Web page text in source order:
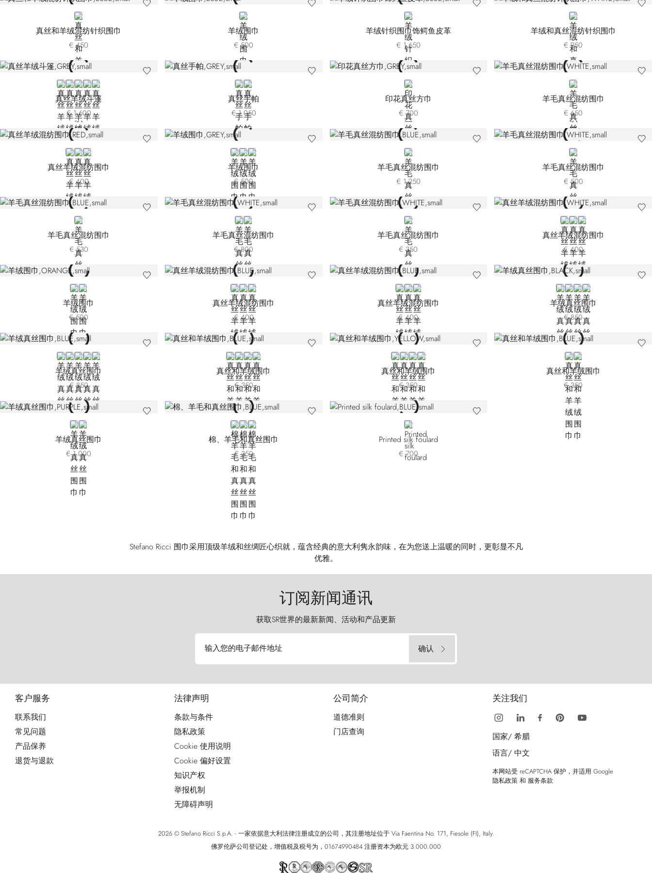
BLUE
真丝和羊绒混纺针织围巾
€ 450
BLUE
羊绒围巾
€ 500
BLUE
羊绒针织围巾饰鳄鱼皮革
€ 1.650
WHITE
羊绒和真丝混纺针织围巾
€ 950
GREYBLACK
GREEN 14249-3166
BEIGEGREEN 14249-3333
真丝羊绒斗篷
€ 1.600
GREYRED 45301V-004
真丝手帕
€ 1.050
GREY
印花真丝方巾
€ 700
WHITE
羊毛真丝混纺围巾
€ 650
REDORANGE
GREEN
真丝羊绒混纺围巾
€ 400
GREYBLUEBEIGE
羊绒围巾
€ 500
BLUE
羊毛真丝混纺围巾
€ 1.250
WHITE
羊毛真丝混纺围巾
€ 500
BLUE
羊毛真丝混纺围巾
€ 530
WHITEYELLOW
羊毛真丝混纺围巾
€ 800
WHITE
羊毛真丝混纺围巾
€ 350
WHITE 7442-4131
WHITE 7442-4189
WHITE 7442-4349
真丝羊绒混纺围巾
€ 400
ORANGE
BLUE
羊绒围巾
€ 500
BLUE 7442-5149
BEIGEGOLD
真丝羊绒混纺围巾
€ 400
BLUEBEIGEYELLOW
真丝羊绒混纺围巾
€ 400
BLACK L51149-3131
BLUE L51149-4440
BLUE L51149-5159
BLACK L51149-5400
羊绒真丝围巾
€ 850
BLUE L51149-3159
BLUE L51149-3189
WHITE
BEIGEBLUE L51149-4189
羊绒真丝围巾
€ 850
BLUE 7442-3156
YELLOW
BLUE 7442-5189
BEIGE
真丝和羊绒围巾
€ 350
YELLOW
BLUE 7442-4340
VIOLETGREEN
真丝和羊绒围巾
€ 350
BLUE 7442-4159
BLUE 7442-4416
真丝和羊绒围巾
€ 350
PURPLE
WHITE
羊绒真丝围巾
€ 1.000
BLUE 7540-4156
YELLOW 7540-4287
GREEN
棉、羊毛和真丝围巾
€ 350
BLUE
Printed silk foulard
€ 700
Stefano Ricci 围巾采用顶级羊绒和丝绸匠心织就，蕴含经典的意大利隽永韵味，在为您送上温暖的同时，更彰显不凡
优雅。
订阅新闻通讯
获取SR世界的最新新闻、活动和产品更新
输入您的电子邮件地址 确认
客户服务
联系我们
常见问题
产品保养
退货与退款
法律声明
条款与条件
隐私政策
Cookie 使用说明
Cookie 偏好设置
知识产权
举报机制
无障碍声明
公司简介
道德准则
门店查询
关注我们
国家/ 希腊
语言/ 中文
本网站受 reCAPTCHA 保护，并适用 Google
隐私政策 和 服务条款
2026 © Stefano Ricci S.p.A. - 一家依据意大利法律注册成立的公司，其注册地址位于 Via Faentina No. 171, Fiesole (FI), Italy.
佛罗伦萨公司登记处，增值税及税号为，01674990484 注册资本为欧元 3.000.000